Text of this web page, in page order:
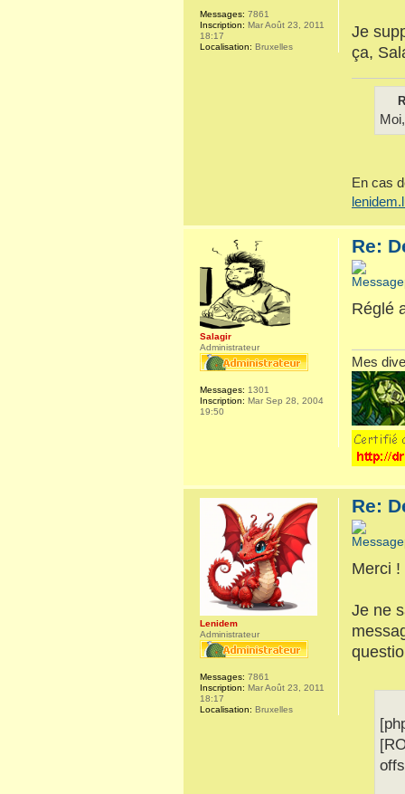
Je
ça,
En cas
Messages: 7861
Inscription: Mar Août 23, 2011
18:17
Localisation: Bruxelles
Re:
Réglé
Mes
Salagir
Administrateur
Messages: 1301
Inscription: Mar Sep 28, 2004
19:50
Re:
Merci !
Je ne
Lenidem
Administrateur
Messages: 7861
Inscription: Mar Août 23, 2011
18:17
Localisation: Bruxelles